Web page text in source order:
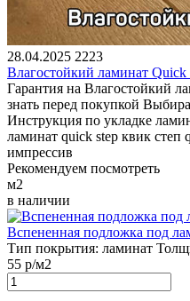
28.04.2025 2223
Влагостойкий ламинат Quick
Гарантия на Влагостойкий
знать перед покупкой
Инструкция по укладке
ламинат quick step квик степ
импрессив
Рекомендуем посмотреть
м2
в наличии
Вспененная подложка под
Тип покрытия: ламинат
55 р/м2